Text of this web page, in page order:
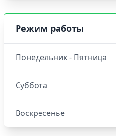
Режим работы
Понедельник - Пятница
Суббота
Воскресенье